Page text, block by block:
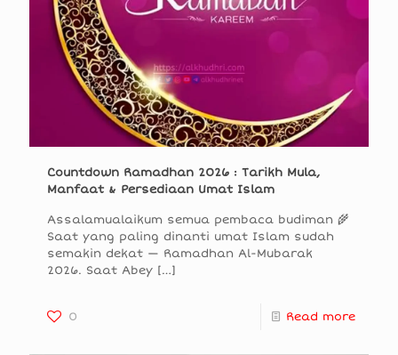
Countdown Ramadhan 2026 : Tarikh Mula,
Manfaat & Persediaan Umat Islam
Assalamualaikum semua pembaca budiman 🌾
Saat yang paling dinanti umat Islam sudah
semakin dekat — Ramadhan Al-Mubarak
2026. Saat Abey […]
0 Read more